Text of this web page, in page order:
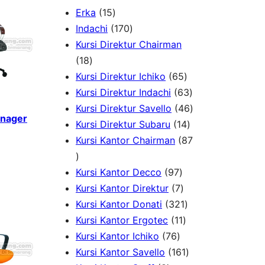
Erka 151
5
p
o
d
u
c
t
Indachi 1701
7
p
r
o
d
u
t
s
Kursi Direktur Chairman
181
8
p
r
o
d
c
t
s
Kursi Direktur Ichiko 656
5
p
r
o
t
s
Kursi Direktur Indachi 636
3
p
r
Kursi Direktur Savello 464
p
Kursi Direktur Subaru 141
4
d
t
Kursi Kantor Chairman 87
8
7
p
r
o
d
u
Kursi Kantor Decco 979
7
p
r
o
d
Kursi Kantor Direktur 77
p
r
d
Kursi Kantor Donati 3213
2
p
Kursi Kantor Ergotec 111
p
Kursi Kantor Ichiko 767
6
Kursi Kantor Savello 1611